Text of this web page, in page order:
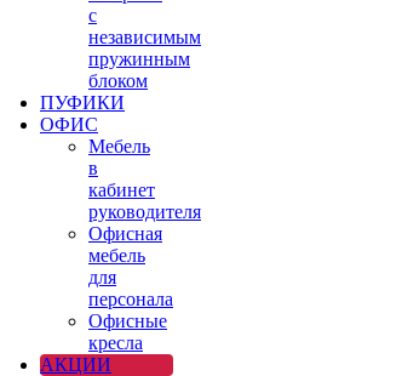
с
независимым
пружинным
блоком
ПУФИКИ
ОФИС
Мебель
в
кабинет
руководителя
Офисная
мебель
для
персонала
Офисные
кресла
АКЦИИ